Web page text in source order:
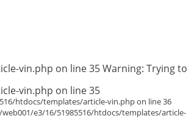
vin.php on line 35 Warning: Trying to
vin.php on line 35
htdocs/templates/article-vin.php on line 36
e3/16/51985516/htdocs/templates/article-